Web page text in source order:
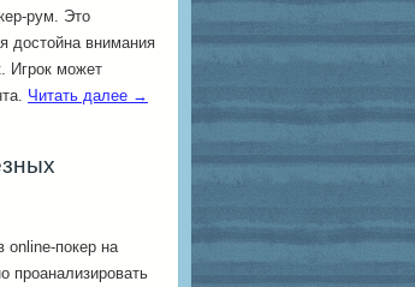
рум. Это
достойна внимания
Игрок может
Читать далее →
online-покер на
проанализировать